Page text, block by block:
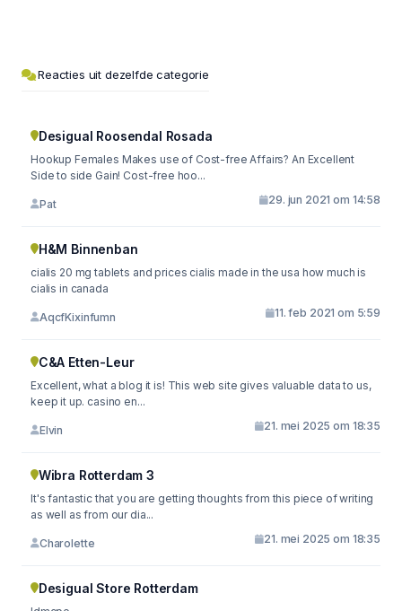
Reacties uit dezelfde categorie
Desigual Roosendal Rosada
Hookup Females Makes use of Cost-free Affairs? An Excellent
Side to side Gain! Cost-free hoo...
Pat 29. jun 2021 om 14:58
H&M Binnenban
cialis 20 mg tablets and prices cialis made in the usa how much is
cialis in canada
AqcfKixinfumn 11. feb 2021 om 5:59
C&A Etten-Leur
Excellent, what a blog it is! This web site gives valuable data to us,
keep it up. casino en...
Elvin 21. mei 2025 om 18:35
Wibra Rotterdam 3
It's fantastic that you are getting thoughts from this piece of writing
as well as from our dia...
Charolette 21. mei 2025 om 18:35
Desigual Store Rotterdam